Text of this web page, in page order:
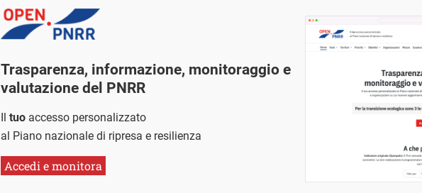
Trasparenza, informazione, monitoraggio e
valutazione del PNRR
Il tuoaccesso personalizzato
al Piano nazionale di ripresa e resilienza
Accedi e monitora